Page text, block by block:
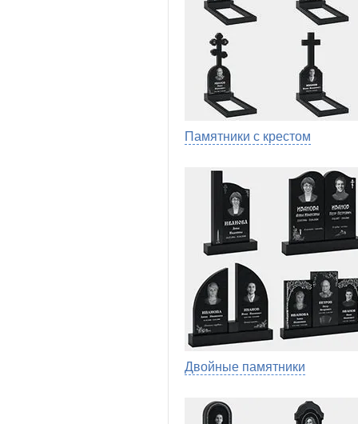
Памятники с крестом
Двойные памятники